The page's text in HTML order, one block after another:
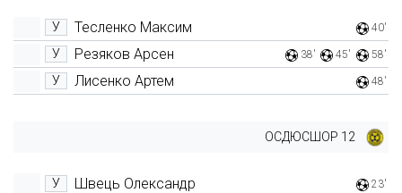
У Тесленко Максим 40'
У Резяков Арсен 38' 45' 58'
У Лисенко Артем 48'
ОСДЮСШОР 12
У Швець Олександр 23'